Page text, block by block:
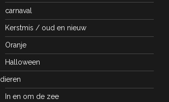
carnaval
Kerstmis / oud en nieuw
Oranje
Halloween
dieren
In en om de zee